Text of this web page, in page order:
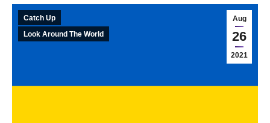
Aug
26
2021
Catch Up
Look Around The World